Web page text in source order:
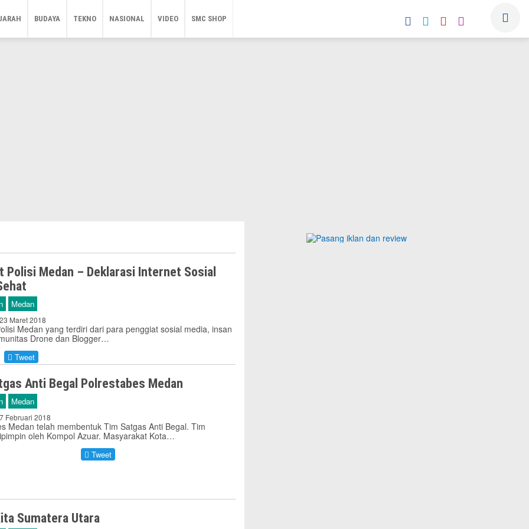
BUDAYA TEKNO NASIONAL VIDEO SMC SHOP
Polisi Medan – Deklarasi Internet Sosial
Medan
Maret 2018
Medan yang terdiri dari para penggiat sosial media, insan
Drone dan Blogger…
Tweet
Anti Begal Polrestabes Medan
Medan
Februari 2018
Medan telah membentuk Tim Satgas Anti Begal. Tim
oleh Kompol Azuar. Masyarakat Kota…
Tweet
Sumatera Utara